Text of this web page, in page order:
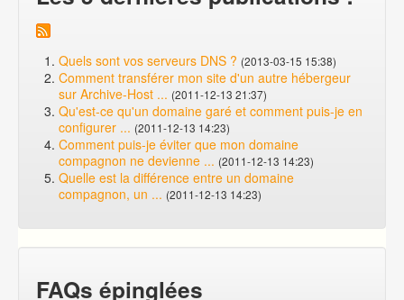
Quels sont vos serveurs DNS ? (2013-03-15 15:38)
Comment transférer mon site d'un autre hébergeur
sur Archive-Host ... (2011-12-13 21:37)
Qu'est-ce qu'un domaine garé et comment puis-je en
configurer ... (2011-12-13 14:23)
Comment puis-je éviter que mon domaine
compagnon ne devienne ... (2011-12-13 14:23)
Quelle est la différence entre un domaine
compagnon, un ... (2011-12-13 14:23)
FAQs épinglées